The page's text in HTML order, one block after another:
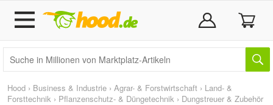
Hood › Business & Industrie › Agrar- & Forstwirtschaft › Land- &
Forsttechnik › Pflanzenschutz- & Düngetechnik › Dungstreuer & Zubehör